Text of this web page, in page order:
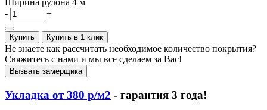
-
+
Купить Купить в 1 клик
Не знаете как рассчитать необходимое количество покрытия?
Свяжитесь с нами и мы все сделаем за Вас!
Вызвать замерщика
Укладка от 380 р/м2 - гарантия 3 года!